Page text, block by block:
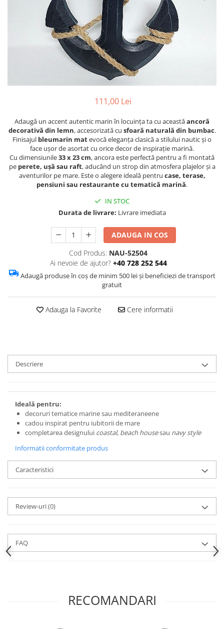
Barci, vapoare, ambarcatiuni
Decoratiuni care se agata
111,00 Lei
Adaugă un accent autentic marin în locuința ta cu aceastăancoră
decorativă din lemn, accesorizată cu sfoară naturală din bumbac.
Finisajul bleumarin matevocă eleganța clasică a stilului nautic și o
face ușor de asortat cu orice decor de inspirație marină.
Cu dimensiunile33 x 23 cm, ancora este perfectă pentru a fi montată
pe perete, ușă sau raft, aducând un strop din atmosfera plajelor și a
aventurilor pe mare. Este o alegere ideală pentru case, terase,
pensiuni sau restaurante cu tematică marină.
IN STOC
Durata de livrare: Livrare imediata
ADAUGA IN COS
Cod Produs: NAU-52504
Ai nevoie de ajutor? +40 728 252 544
Adaugă produse în coș de minim 500 lei și beneficiezi de transport
gratuit
Adauga la Favorite Cere informatii
Descriere
Ideală pentru:
decoruri tematice marine sau mediteraneene
cadou inspirat pentru iubitorii de mare
completarea designului coastal, beach housesau navy style
Informatii conformitate produs
Caracteristici
Review-uri(0)
FAQ
RECOMANDARI